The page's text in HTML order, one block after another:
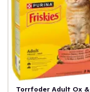
Torrfoder Adult Ox &